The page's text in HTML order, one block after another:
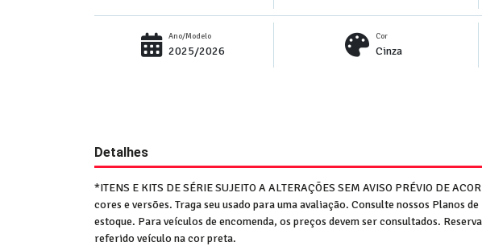
Ano/Modelo
2025/2026
Cor
Cinza
Detalhes
*ITENS E KITS DE SÉRIE SUJEITO A ALTERAÇÕES SEM AVISO PRÉVIO DE
cores e versões. Traga seu usado para uma avaliação. Consulte nossos Planos
estoque. Para veículos de encomenda, os preços devem ser consultados.
referido veículo na cor preta.